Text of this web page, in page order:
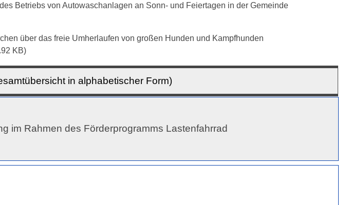
Betriebs von Autowaschanlagen an Sonn- und Feiertagen in der Gemeinde
über das freie Umherlaufen von großen Hunden und Kampfhunden
KB)
in alphabetischer Form)
im Rahmen des Förderprogramms Lastenfahrrad